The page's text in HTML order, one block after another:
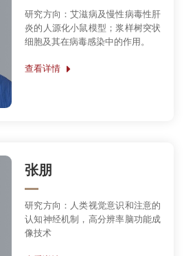
研究方向：艾滋病及慢性病毒性肝
炎的人源化小鼠模型；浆样树突状
细胞及其在病毒感染中的作用。
查看详情
张朋
研究方向：人类视觉意识和注意的
认知神经机制，高分辨率脑功能成
像技术